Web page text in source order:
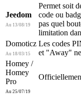
Jeedom
Au 13/08/19
Permet soit
code ou
pas quel
limitation
Domoticz
Au 18/03/15
Les codes
et "Away" ne
Homey /
Homey
Pro
Au 25/07/19